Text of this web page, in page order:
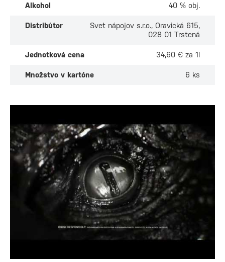
Alkohol 40 % obj.
Distribútor
Svet nápojov s.r.o., Oravická 615,
028 01 Trstená
Jednotková cena 34,60 € za 1l
Množstvo v kartóne 6 ks